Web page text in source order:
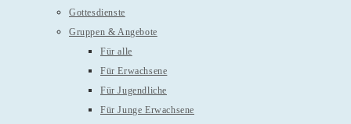
Gottesdienste
Gruppen & Angebote
Für alle
Für Erwachsene
Für Jugendliche
Für Junge Erwachsene